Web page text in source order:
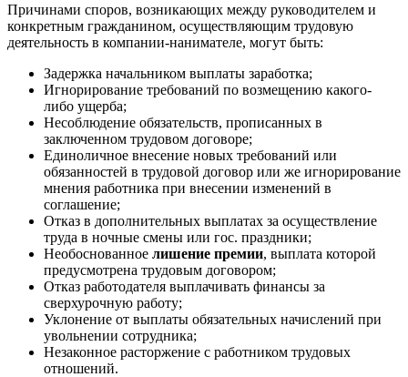
Причинами споров, возникающих между руководителем и
конкретным гражданином, осуществляющим трудовую
деятельность в компании-нанимателе, могут быть:
Задержка начальником выплаты заработка;
Игнорирование требований по возмещению какого-
либо ущерба;
Несоблюдение обязательств, прописанных в
заключенном трудовом договоре;
Единоличное внесение новых требований или
обязанностей в трудовой договор или же игнорирование
мнения работника при внесении изменений в
соглашение;
Отказ в дополнительных выплатах за осуществление
труда в ночные смены или гос. праздники;
Необоснованное лишение премии, выплата которой
предусмотрена трудовым договором;
Отказ работодателя выплачивать финансы за
сверхурочную работу;
Уклонение от выплаты обязательных начислений при
увольнении сотрудника;
Незаконное расторжение с работником трудовых
отношений.